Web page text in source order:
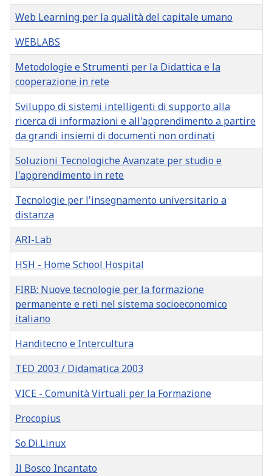
Web Learning per la qualità del capitale umano
WEBLABS
Metodologie e Strumenti per la Didattica e la
cooperazione in rete
Sviluppo di sistemi intelligenti di supporto alla
ricerca di informazioni e all'apprendimento a partire
da grandi insiemi di documenti non ordinati
Soluzioni Tecnologiche Avanzate per studio e
l'apprendimento in rete
Tecnologie per l'insegnamento universitario a
distanza
ARI-Lab
HSH - Home School Hospital
FIRB: Nuove tecnologie per la formazione
permanente e reti nel sistema socioeconomico
italiano
Handitecno e Intercultura
TED 2003 / Didamatica 2003
VICE - Comunità Virtuali per la Formazione
Procopius
So.Di.Linux
Il Bosco Incantato